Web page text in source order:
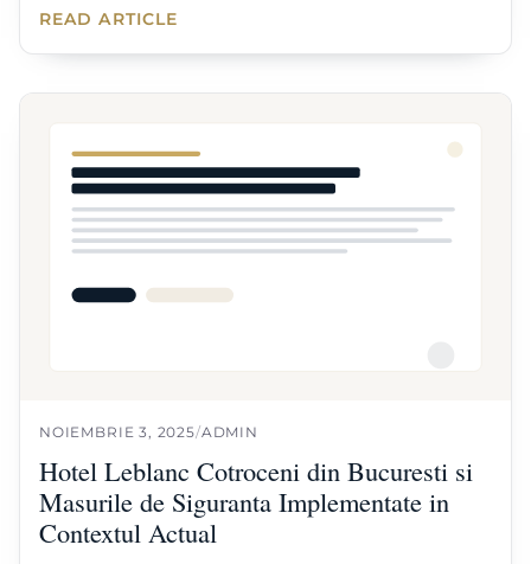
READ ARTICLE
NOIEMBRIE 3, 2025/ADMIN
Hotel Leblanc Cotroceni din Bucuresti si
Masurile de Siguranta Implementate in
Contextul Actual